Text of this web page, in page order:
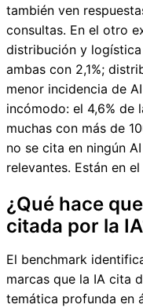
también ven
consultas. En el otro
distribución y
ambas con 2,1%;
menor incidencia de
incómodo: el 4,6% de
muchas con más de
no se cita en ningún
relevantes. Están en
¿Qué hace
citada por la
El benchmark
marcas que la IA cita
temática profunda en